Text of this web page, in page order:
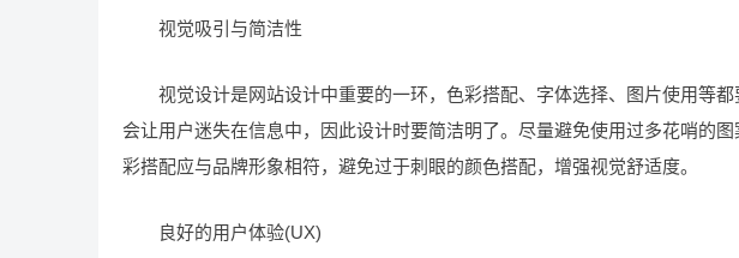
视觉吸引与简洁性
视觉设计是网站设计中重要的一环，色彩搭配、字体选择、图片使用等都
会让用户迷失在信息中，因此设计时要简洁明了。尽量避免使用过多花哨的
彩搭配应与品牌形象相符，避免过于刺眼的颜色搭配，增强视觉舒适度。
良好的用户体验(UX)